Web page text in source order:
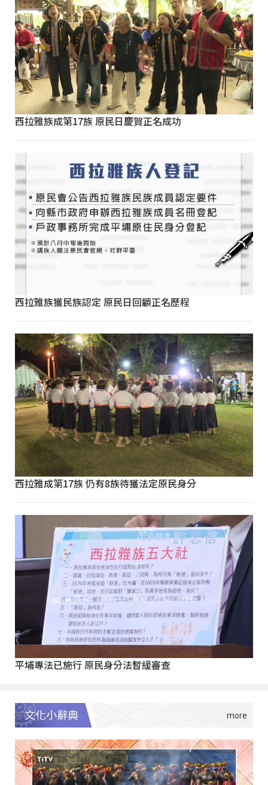
西拉雅族成第17族 原民日慶賀正名成功
西拉雅族獲民族認定 原民日回顧正名歷程
西拉雅成第17族 仍有8族待獲法定原民身分
平埔專法已施行 原民身分法暫緩審查
文化小辭典